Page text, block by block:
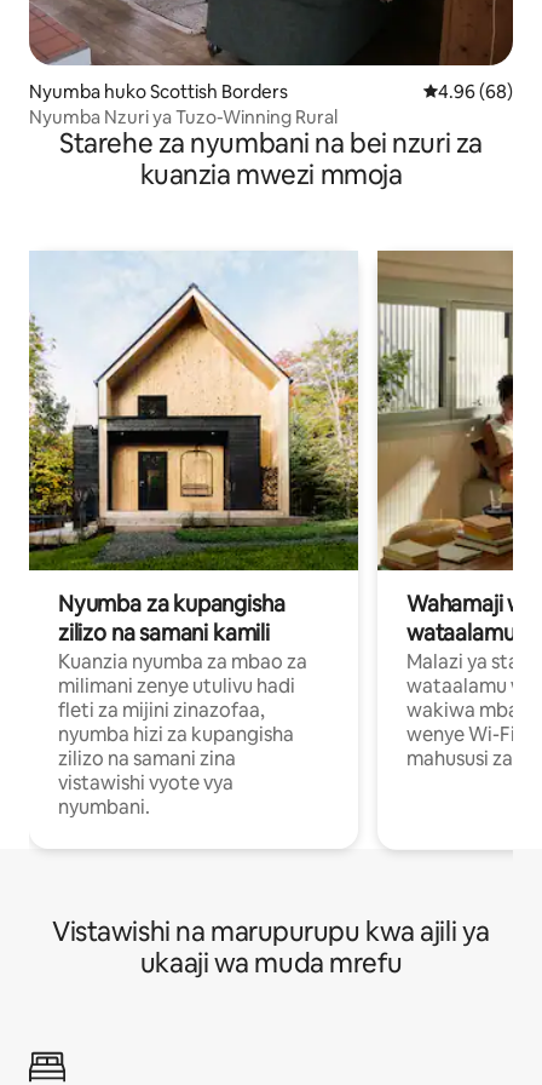
Nyumba huko Scottish Borders Ukadiriaji wa
4.96 (68)
Nyumba Nzuri ya Tuzo-Winning Rural
Starehe za nyumbani na bei nzuri za
kuanzia mwezi mmoja
Nyumba za kupangisha
zilizo na samani kamili
Kuanzia nyumba za mbao za
milimani zenye utulivu hadi
fleti za mijini zinazofaa,
nyumba hizi za kupangisha
zilizo na samani zina
vistawishi vyote vya
nyumbani.
Wahamaji
wataalamu
Malazi ya
wataalamu
wakiwa mbali
wenye Wi-Fi
mahususi za
Vistawishi na marupurupu kwa ajili ya
ukaaji wa muda mrefu